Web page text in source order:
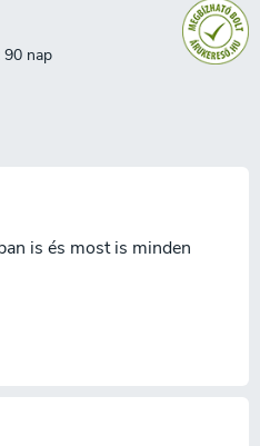
is és most is minden